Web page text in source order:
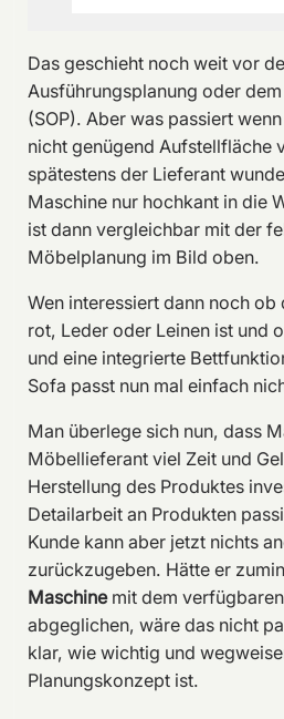
Das geschieht noch weit vor
Ausführungsplanung oder
(SOP). Aber was passiert
nicht genügend Aufstellfläche
spätestens der Lieferant
Maschine nur hochkant in die
ist dann vergleichbar mit der
Möbelplanung im Bild oben.
Wen interessiert dann noch
rot, Leder oder Leinen ist und
und eine integrierte
Sofa passt nun mal einfach
Man überlege sich nun, dass
Möbellieferant viel Zeit und
Herstellung des Produktes
Detailarbeit an Produkten
Kunde kann aber jetzt nichts
zurückzugeben. Hätte er
Maschinemit dem
abgeglichen, wäre das nicht
klar, wie wichtig und
Planungskonzept ist.